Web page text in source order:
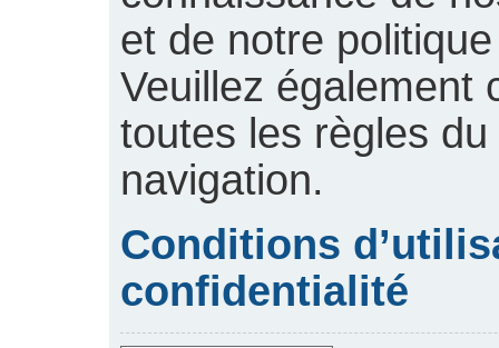
et de notre
Veuillez également
toutes les règles
navigation.
Conditions
confidentialité